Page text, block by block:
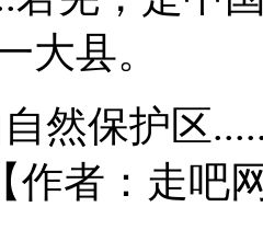
大县。
然保护区
作者：走吧